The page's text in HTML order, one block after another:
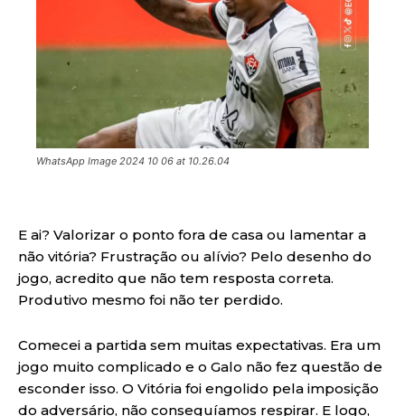
WhatsApp Image 2024 10 06 at 10.26.04
E ai? Valorizar o ponto fora de casa ou lamentar a
não vitória? Frustração ou alívio? Pelo desenho do
jogo, acredito que não tem resposta correta.
Produtivo mesmo foi não ter perdido.
Comecei a partida sem muitas expectativas. Era um
jogo muito complicado e o Galo não fez questão de
esconder isso. O Vitória foi engolido pela imposição
do adversário, não conseguíamos respirar. E logo,